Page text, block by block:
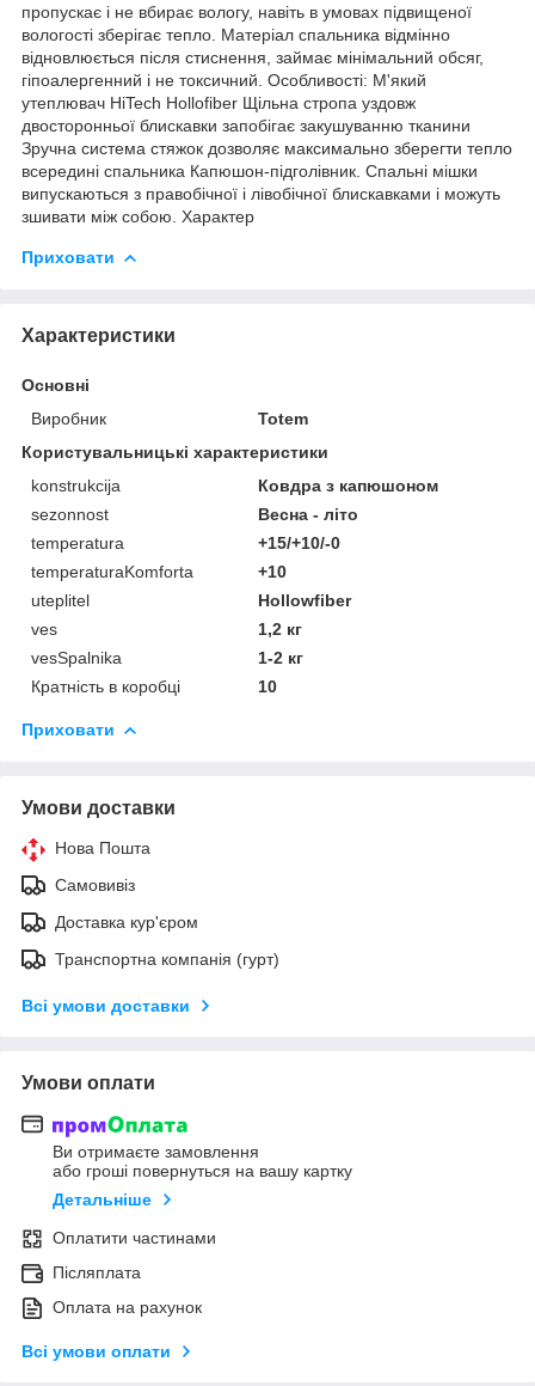
пропускає і не вбирає вологу, навіть в умовах підвищеної
вологості зберігає тепло. Матеріал спальника відмінно
відновлюється після стиснення, займає мінімальний обсяг,
гіпоалергенний і не токсичний. Особливості: М'який
утеплювач HiTech Hollofiber Щільна стропа уздовж
двосторонньої блискавки запобігає закушуванню тканини
Зручна система стяжок дозволяє максимально зберегти тепло
всередині спальника Капюшон-підголівник. Спальні мішки
випускаються з правобічної і лівобічної блискавками і можуть
зшивати між собою. Характер
Приховати
Характеристики
Основні
Виробник
Totem
Користувальницькі характеристики
konstrukcija
Ковдра з капюшоном
sezonnost
Весна - літо
temperatura
+15/+10/-0
temperaturaKomforta
+10
uteplitel
Hollowfiber
ves
1,2 кг
vesSpalnika
1-2 кг
Кратність в коробці
10
Приховати
Умови доставки
Нова Пошта
Самовивіз
Доставка кур'єром
Транспортна компанія (гурт)
Всі умови доставки
Умови оплати
Ви отримаєте замовлення
або гроші повернуться на вашу картку
Детальніше
Оплатити частинами
Післяплата
Оплата на рахунок
Всі умови оплати